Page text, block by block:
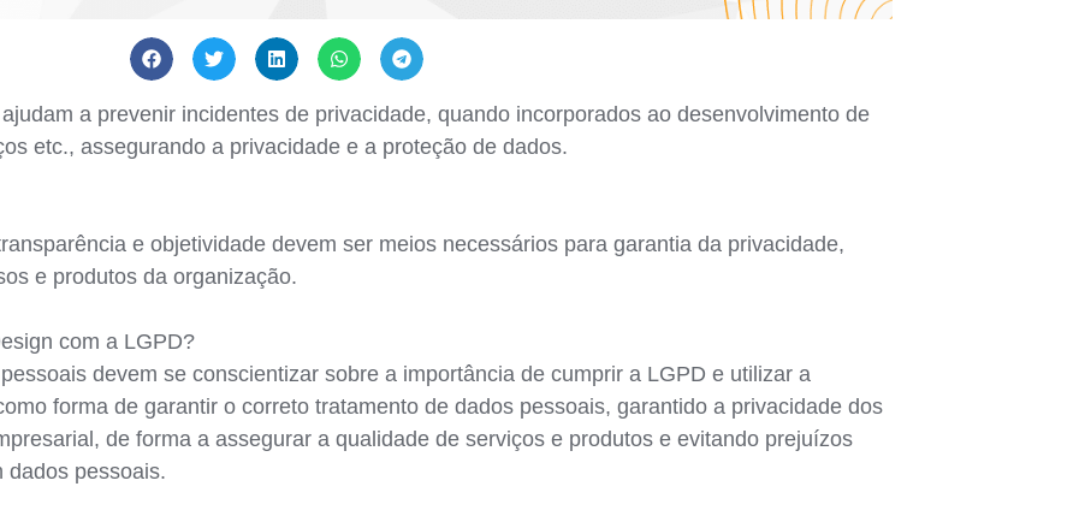
a prevenir incidentes de privacidade, quando incorporados ao desenvolvimento de
etc., assegurando a privacidade e a proteção de dados.
e objetividade devem ser meios necessários para garantia da privacidade,
e produtos da organização.
com a LGPD?
devem se conscientizar sobre a importância de cumprir a LGPD e utilizar a
forma de garantir o correto tratamento de dados pessoais, garantido a privacidade dos
de forma a assegurar a qualidade de serviços e produtos e evitando prejuízos
dados pessoais.